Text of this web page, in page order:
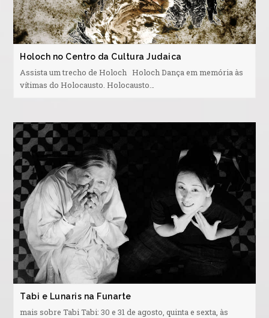
Holoch no Centro da Cultura Judaica
Assista um trecho de Holoch Holoch Dança em memória às
vítimas do Holocausto. Holocausto…
Tabi e Lunaris na Funarte
mais sobre Tabi Tabi: 30 e 31 de agosto, quinta e sexta, às